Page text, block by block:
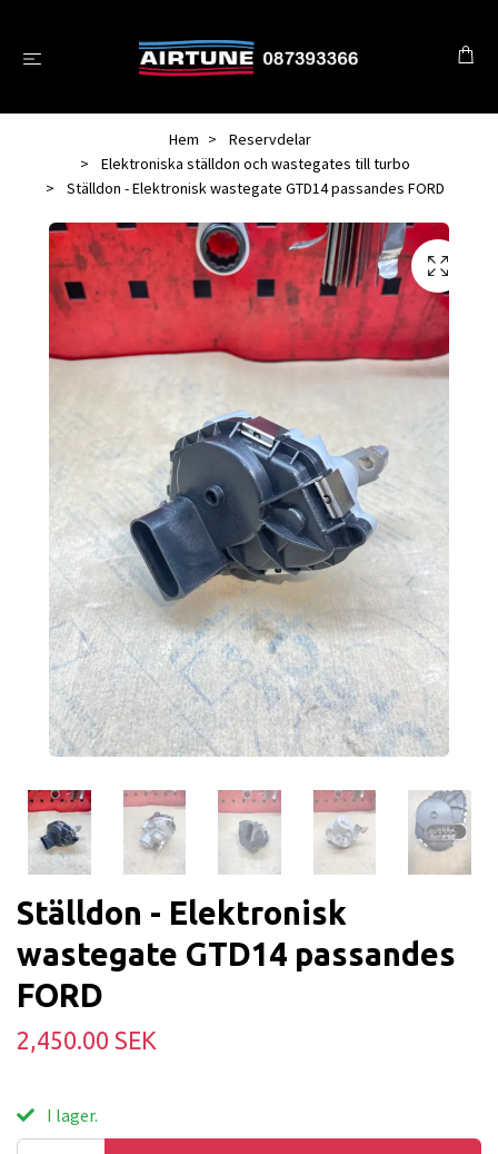
Hem
Reservdelar
Elektroniska ställdon och wastegates till turbo
Ställdon - Elektronisk wastegate GTD14 passandes FORD
Ställdon - Elektronisk
wastegate GTD14 passandes
FORD
2,450.00 SEK
I lager.